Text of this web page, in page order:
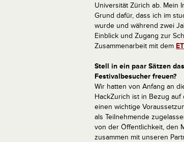
Universität Zürich ab. Mein
Grund dafür, dass ich im
wurde und während zwei
Einblick und Zugang zur
Zusammenarbeit mit dem
Stell in ein paar Sätzen
Festivalbesucher freuen?
Wir hatten von Anfang an
HackZurich ist in Bezug
einen wichtige
als Teilnehmende
von der Öffentlichkeit, den
zusammen mit unseren